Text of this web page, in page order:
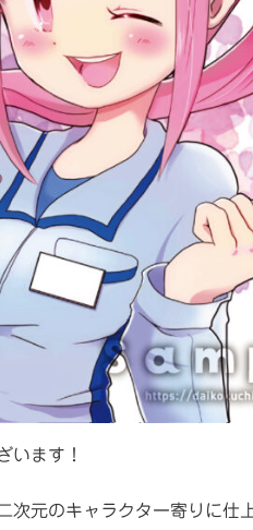
います！
元のキャラクター寄りに仕